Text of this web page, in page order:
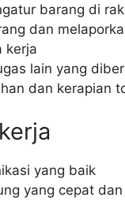
barang di
dan
kerja
lain yang
dan kerapian
yang baik
yang cepat